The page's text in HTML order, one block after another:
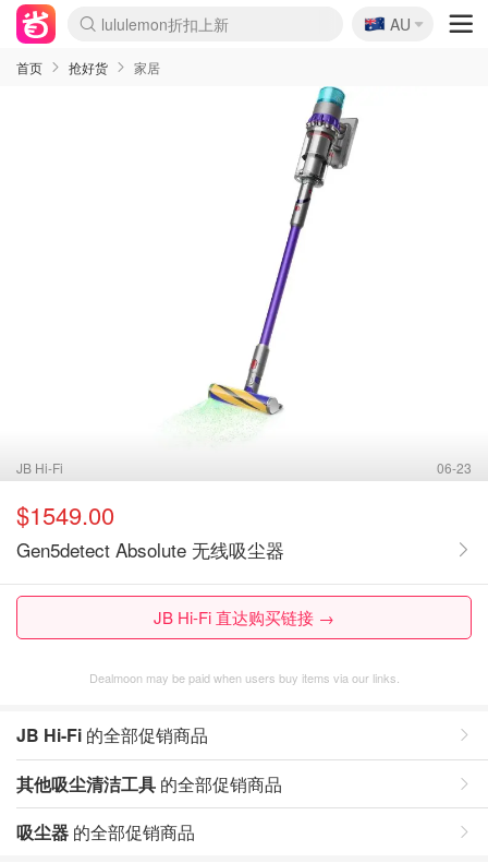
lululemon折扣上新
Sasa美妆护肤3.5折
SSENSE年中3折
FreshBeauty好价汇总
Cettire降价+叠9折
Farfetch折上8折
WWS Coles超市实拍
viagogo二手票捡漏
Myer清仓1折起
The Outnet奢牌1折起
David Jones 3折起
Flannels大牌1折
Perfumes Club护肤1折
AMIRO返校季6.2折
Oweek抽奖送Airpods
Amazon折扣汇总
eToro入金$200送$50
Amazon数码好物
ICONIC本周7.5折
ThedoubleF高奢地板价
Moose Knuckles 6折
丝芙兰5折起
EUFY官网3.7折起
Selenichast首饰2折
Trip机票酒店促销
YSL送5件彩妆礼
Amazon家居好物
BIGBANG巡演开票
David Jones时尚3折
Amazon美妆护肤
雅漾大喷$8
过敏原检测盒$33
伊索独家赠50ml沐浴露
科颜氏清仓3折
SEALIFE海洋馆门票6折
丝塔芙大白罐$16
订阅Newsletter送香薰
Cult Beauty 6.8折
Harrods圣诞日历2.3折
LN-CC奢牌私促3折
d'Alba空姐喷雾$16
EVE LOM套装逆天2折
Bernardelli独家4折
Adore Beauty 6折起
CT圣诞日历
Mytheresa奢品2.7折
Luxury Escapes 9折
Currentbody美容仪9折
MOON Garden Live
ALLSAINTS美衣3折
Roborock扫地机3.7折
Tingo Life水杯$24
Valentino官网5折
CR洗发护发6.3折
🇦🇺
AU
首页 抢好货 家居
JB Hi-Fi 06-23
$1549.00
Gen5detect Absolute 无线吸尘器
JB Hi-Fi 直达购买链接 →
Dealmoon may be paid when users buy items via our links.
JB Hi-Fi 的全部促销商品
其他吸尘清洁工具 的全部促销商品
吸尘器 的全部促销商品